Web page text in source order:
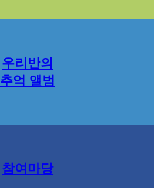
우리반의
추억 앨범
참여마당